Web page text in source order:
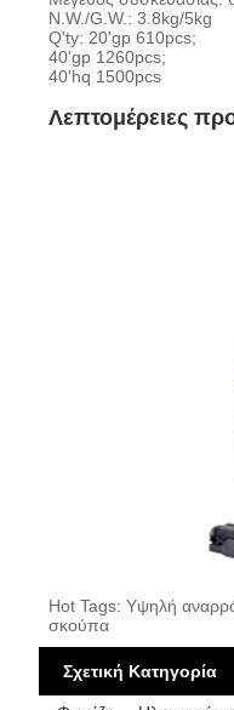
N.W./G.W.: 3.8kg/5kg
Q'ty: 20'gp 610pcs;
40'gp 1260pcs;
40'hq 1500pcs
Λεπτομέρειες
Hot Tags: Υψηλή
σκούπα
Σχετική Κατηγορία